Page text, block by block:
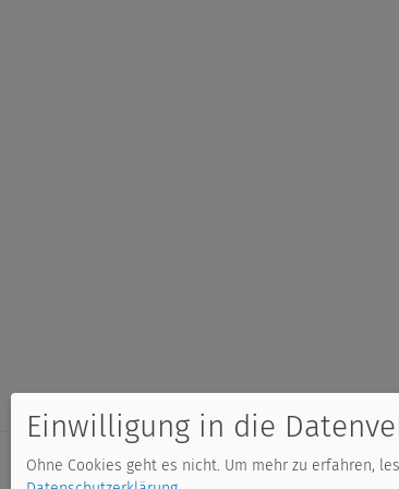
Einwilligung in die
Ohne Cookies geht es nicht. Um mehr zu erfahren,